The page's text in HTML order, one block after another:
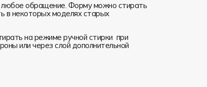
обращение. Форму можно стирать
в некоторых моделях старых
на режиме ручной стирки при
или через слой дополнительной